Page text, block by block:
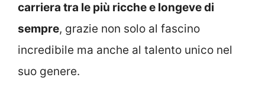
carriera tra le più ricche e longeve di
sempre, grazie non solo al fascino
incredibile ma anche al talento unico nel
suo genere.